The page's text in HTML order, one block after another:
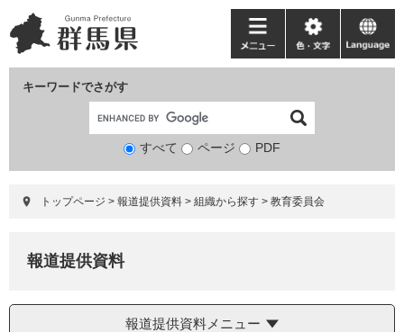
ー
ジ
ニ
ュ
て
キーワードでさがす
検
象
すべて ページ PDF
メ
ニ
ー
色・
文
language
トップページ > 報道提供資料 > 組織から探す > 教育委員会
報道提供資料
報道提供資料メニュー